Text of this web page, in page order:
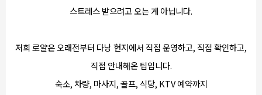
스트레스 받으려고 오는 게 아닙니다.
저희 로얄은 오래전부터 다낭 현지에서 직접 운영하고, 직접 확인하고,
직접 안내해온 팀입니다.
숙소, 차량, 마사지, 골프, 식당, KTV 예약까지